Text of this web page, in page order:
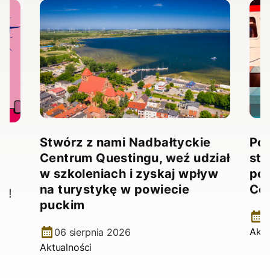
Stwórz z nami Nadbałtyckie
Centrum Questingu, weź udział
w szkoleniach i zyskaj wpływ
na turystykę w powiecie
puckim
06 sierpnia 2026
Aktualności